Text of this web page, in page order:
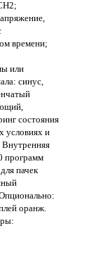
времени;
или
синус,
состояния
условиях и
Внутренняя
программ
пачек
:
оранж.